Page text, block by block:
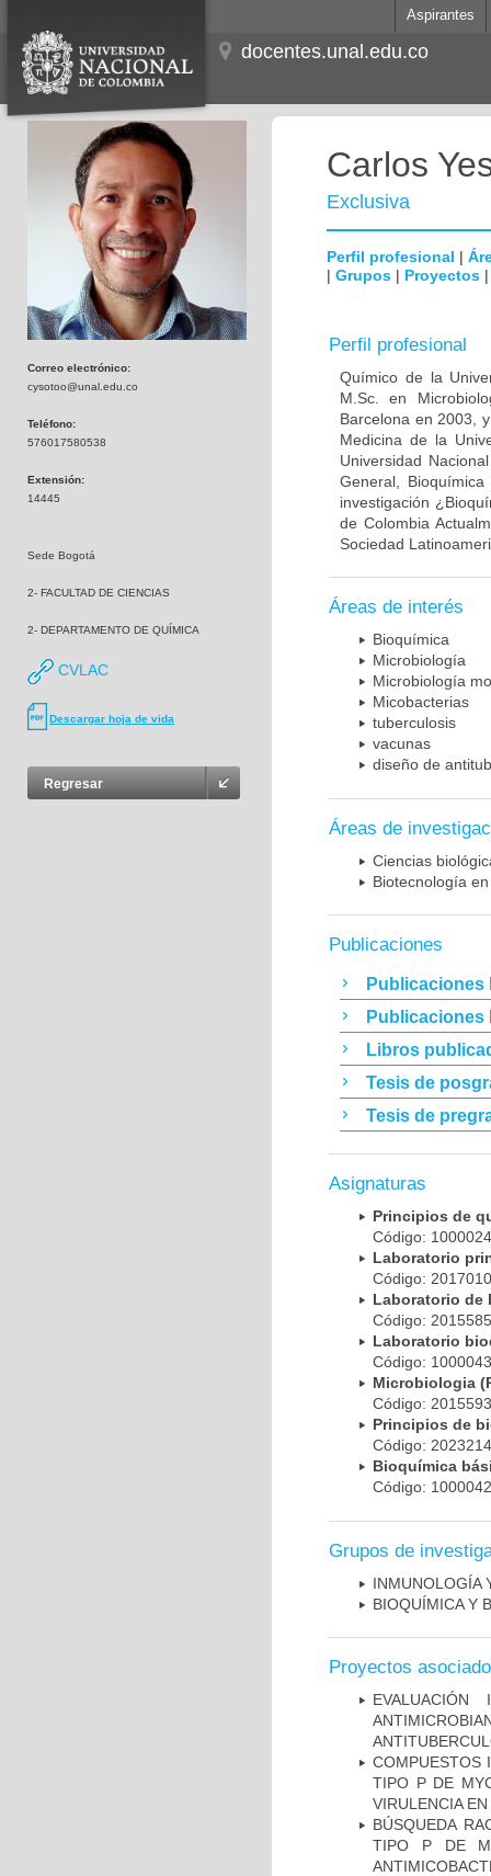
Aspirantes
docentes.unal.edu.co
Correo electrónico:
cysotoo@unal.edu.co
Teléfono:
576017580538
Extensión:
14445
Sede Bogotá
2- FACULTAD DE CIENCIAS
2- DEPARTAMENTO DE QUÍMICA
CVLAC
Descargar hoja de vida
Regresar
Carlos
Exclusiva
Perfil profesional |
| Grupos | Proyectos
Perfil profesional
Químico de la
M.Sc. en
Barcelona en 2003,
Medicina de la
Universidad
General,
investigación
de Colombia
Sociedad
Áreas de interés
Bioquímica
Microbiología
Microbiología
Micobacterias
tuberculosis
vacunas
diseño de
Áreas de
Ciencias
Biotecnología
Publicaciones
Publicaciones
Publicaciones
Libros
Tesis de
Tesis de
Asignaturas
Principios de
Código:
Laboratorio
Código:
Laboratorio de
Código:
Laboratorio
Código:
Microbiologia
Código:
Principios de
Código:
Bioquímica
Código:
Grupos de
INMUNOLOGÍA
BIOQUÍMICA Y
Proyectos
COMPUESTOS
TIPO P DE
VIRULENCIA
BÚSQUEDA
TIPO P DE